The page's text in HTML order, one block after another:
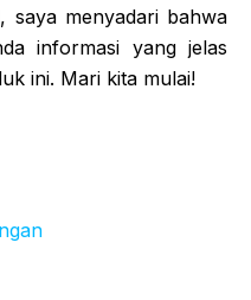
saya menyadari bahwa
informasi yang jelas
ini. Mari kita mulai!